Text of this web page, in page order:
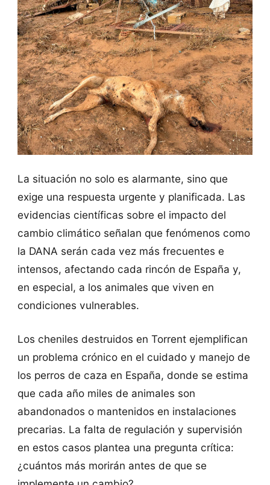
La situación no solo es alarmante, sino que
exige una respuesta urgente y planificada. Las
evidencias científicas sobre el impacto del
cambio climático señalan que fenómenos como
la DANA serán cada vez más frecuentes e
intensos, afectando cada rincón de España y,
en especial, a los animales que viven en
condiciones vulnerables.
Los cheniles destruidos en Torrent ejemplifican
un problema crónico en el cuidado y manejo de
los perros de caza en España, donde se estima
que cada año miles de animales son
abandonados o mantenidos en instalaciones
precarias. La falta de regulación y supervisión
en estos casos plantea una pregunta crítica:
¿cuántos más morirán antes de que se